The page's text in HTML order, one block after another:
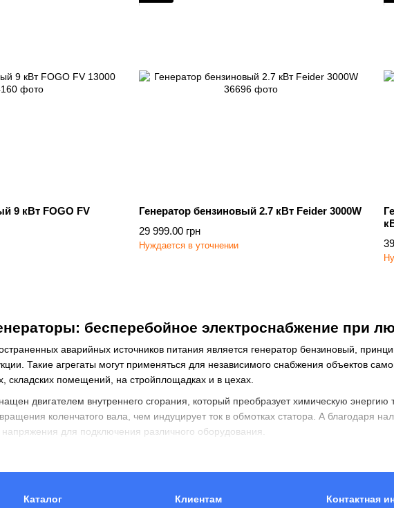
: бесперебойное электроснабжение при
аварийных источников питания является генератор бензиновый,
Такие агрегаты могут применяться для независимого снабжения объектов
помещений, на стройплощадках и в цехах.
двигателем внутреннего сгорания, который преобразует химическую энергию
коленчатого вала, чем индуцирует ток в обмотках статора. А благодаря
для подключения различного оборудования.
9 кВт FOGO FV
Генератор бензиновый 2.7 кВт Feider 3000W
29 999.00 грн
Нуждается в уточнении
Каталог Клиентам Контактная